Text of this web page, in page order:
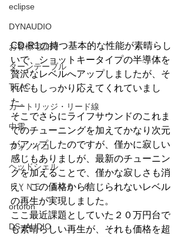
eclipse
DYNAUDIO
お客様宅訪問
ターンテーブル
TEAC
カートリッジ・リード線
中電
フォノイコ
ヘッドシェル
ＦＹＮＥ ＡＵＤＩＯ
ortofon
DS -AUDIO
CD-R1の持つ基本的な性能が素晴らし
いで、ショットキータイプの半導体を
贅沢なレベルへアップしましたが、そ
れにもしっかり応えてくれていまし
た。
そこでさらにライフサウンドのこれま
でのチューニングを加えてかなり次元
がアップしたのですが、僅かに寂しい
感じもありましが、最新のチューニン
グを加えることで、僅かな寂しさも消
え、この価格から信じられないレベル
の再生が実現しました。
ここ最近課題としていた２０万円台で
も素晴らしい再生が、それも価格を超